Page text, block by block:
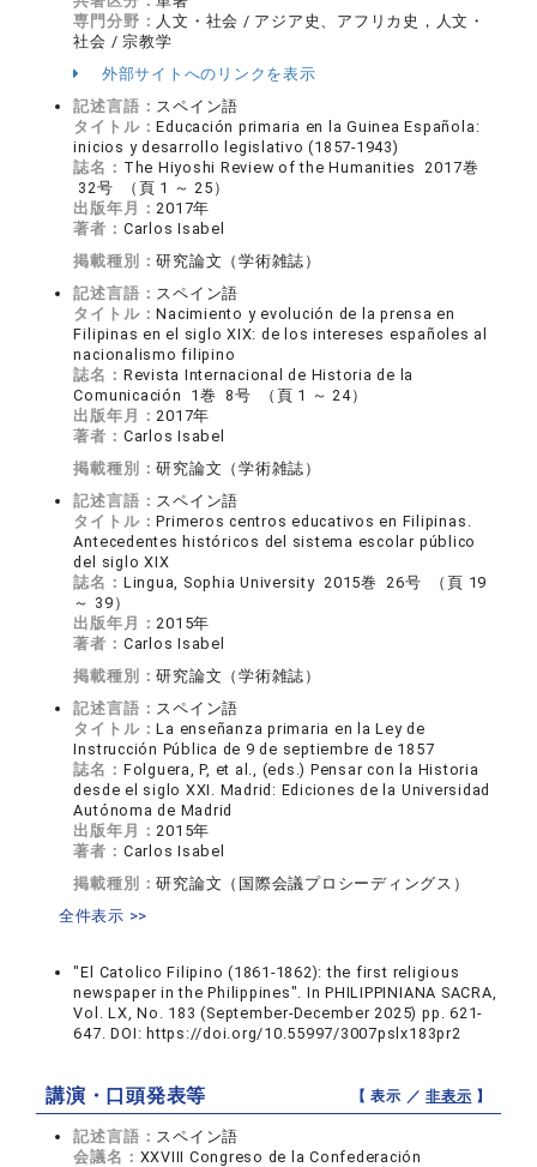
専門分野： 人文・社会 / アジア史、アフリカ史，人文・
社会 / 宗教学
外部サイトへのリンクを表示
記述言語： スペイン語
タイトル：Educación primaria en la Guinea Española:
inicios y desarrollo legislativo (1857-1943)
誌名： The Hiyoshi Review of the Humanities 2017巻
32号 （頁 1 ～ 25）
出版年月：2017年
著者： Carlos Isabel
掲載種別：研究論文（学術雑誌）
記述言語： スペイン語
タイトル：Nacimiento y evolución de la prensa en
Filipinas en el siglo XIX: de los intereses españoles al
nacionalismo filipino
誌名： Revista Internacional de Historia de la
Comunicación 1巻 8号 （頁 1 ～ 24）
出版年月：2017年
著者： Carlos Isabel
掲載種別：研究論文（学術雑誌）
記述言語： スペイン語
タイトル：Primeros centros educativos en Filipinas.
Antecedentes históricos del sistema escolar público
del siglo XIX
誌名： Lingua, Sophia University 2015巻 26号 （頁 19
～ 39）
出版年月：2015年
著者： Carlos Isabel
掲載種別：研究論文（学術雑誌）
記述言語： スペイン語
タイトル：La enseñanza primaria en la Ley de
Instrucción Pública de 9 de septiembre de 1857
誌名： Folguera, P, et al., (eds.) Pensar con la Historia
desde el siglo XXI. Madrid: Ediciones de la Universidad
Autónoma de Madrid
出版年月：2015年
著者： Carlos Isabel
掲載種別：研究論文（国際会議プロシーディングス）
全件表示 >>
"El Catolico Filipino (1861-1862): the first religious
newspaper in the Philippines". In PHILIPPINIANA SACRA,
Vol. LX, No. 183 (September-December 2025) pp. 621-
647. DOI: https://doi.org/10.55997/3007pslx183pr2
講演・口頭発表等 【 表示 ／非表示 】
記述言語： スペイン語
会議名： XXVIII Congreso de la Confederación